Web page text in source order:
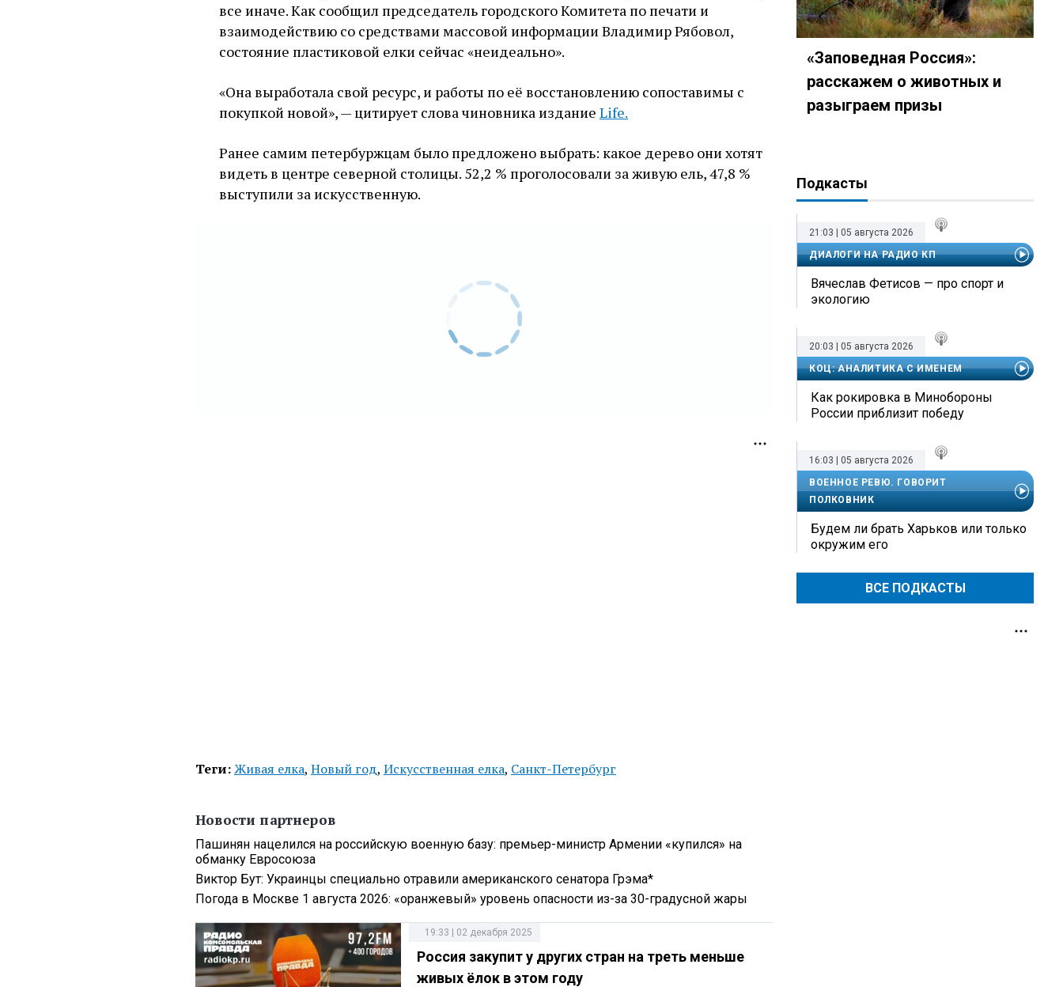
все иначе. Как сообщил председатель городского Комитета по печати и
взаимодействию со средствами массовой информации Владимир Рябовол,
состояние пластиковой елки сейчас «неидеально».
«Она выработала свой ресурс, и работы по её восстановлению сопоставимы с
покупкой новой», — цитирует слова чиновника издание Life.
Ранее самим петербуржцам было предложено выбрать: какое дерево они хотят
видеть в центре северной столицы. 52,2 % проголосовали за живую ель, 47,8 %
выступили за искусственную.
Теги:Живая елка, Новый год, Искусственная елка, Санкт-Петербург
Новости партнеров
Пашинян нацелился на российскую военную базу: премьер-министр Армении «купился» на
обманку Евросоюза
Виктор Бут: Украинцы специально отравили американского сенатора Грэма*
Погода в Москве 1 августа 2026: «оранжевый» уровень опасности из-за 30-градусной жары
19:33 | 02 декабря 2025
Россия закупит у других стран на треть меньше
живых ёлок в этом году
«Заповедная Россия»:
расскажем о животных и
разыграем призы
Подкасты
21:03 | 05 августа 2026
ДИАЛОГИ НА РАДИО КП
Вячеслав Фетисов — про спорт и
экологию
20:03 | 05 августа 2026
КОЦ: АНАЛИТИКА С ИМЕНЕМ
Как рокировка в Минобороны
России приблизит победу
16:03 | 05 августа 2026
ВОЕННОЕ РЕВЮ. ГОВОРИТ
ПОЛКОВНИК
Будем ли брать Харьков или только
окружим его
ВСЕ ПОДКАСТЫ